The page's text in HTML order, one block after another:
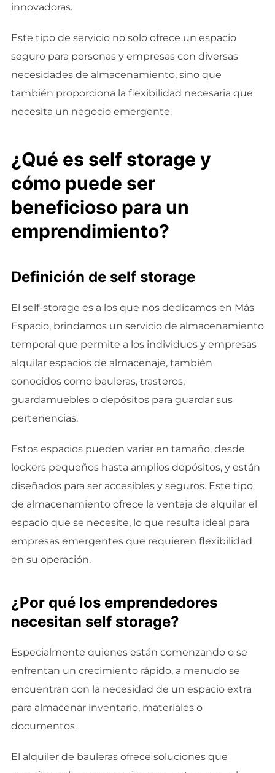
innovadoras.
Este tipo de servicio no solo ofrece un espacio
seguro para personas y empresas con diversas
necesidades de almacenamiento, sino que
también proporciona la flexibilidad necesaria que
necesita un negocio emergente.
¿Qué es self storage y
cómo puede ser
beneficioso para un
emprendimiento?
Definición de self storage
El self-storage es a los que nos dedicamos en Más
Espacio, brindamos un servicio de almacenamiento
temporal que permite a los individuos y empresas
alquilar espacios de almacenaje, también
conocidos como bauleras, trasteros,
guardamuebles o depósitos para guardar sus
pertenencias.
Estos espacios pueden variar en tamaño, desde
lockers pequeños hasta amplios depósitos, y están
diseñados para ser accesibles y seguros. Este tipo
de almacenamiento ofrece la ventaja de alquilar el
espacio que se necesite, lo que resulta ideal para
empresas emergentes que requieren flexibilidad
en su operación.
¿Por qué los emprendedores
necesitan self storage?
Especialmente quienes están comenzando o se
enfrentan un crecimiento rápido, a menudo se
encuentran con la necesidad de un espacio extra
para almacenar inventario, materiales o
documentos.
El alquiler de bauleras ofrece soluciones que